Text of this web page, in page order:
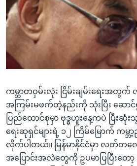
ပင်မ
ညွန်း
စာမျက်နှာ
သို့
ကြည့်
ရန်
ရှာဖွေ
နေရာ
ရုပ်ရှင်ထဲက အင်္ဂလိပ်စာ
သုတပဒေသာ အင်္ဂလိပ်စာ
တီဗွီ
ရေဒီယို/တီဗွီအစီအစဉ်
Learning English
ဗွီအိုအေ လူမှုကွန်ယက်များ
ဘာသာစကားများ
ကမ္ဘာတဝှမ်းလုံး ငြိမ်းချမ်းရေးအတွ
အကြမ်းမဖက်တဲ့နည်းကို သုံးပြီး ဆော
ပြည်ထောင်စုမှာ ဗုဒ္ဓဟူးနေ့ကပဲ ပြီးဆုံး
ရေးဆုရှင်များရဲ့ ၁၂ ကြိမ်မြောက် က
လိုက်ပါတယ်။ မြန်မာနိုင်ငံမှာ လတ်တလ
အပြောင်းအလဲတွေကို ဥပမာပြပြီးတ